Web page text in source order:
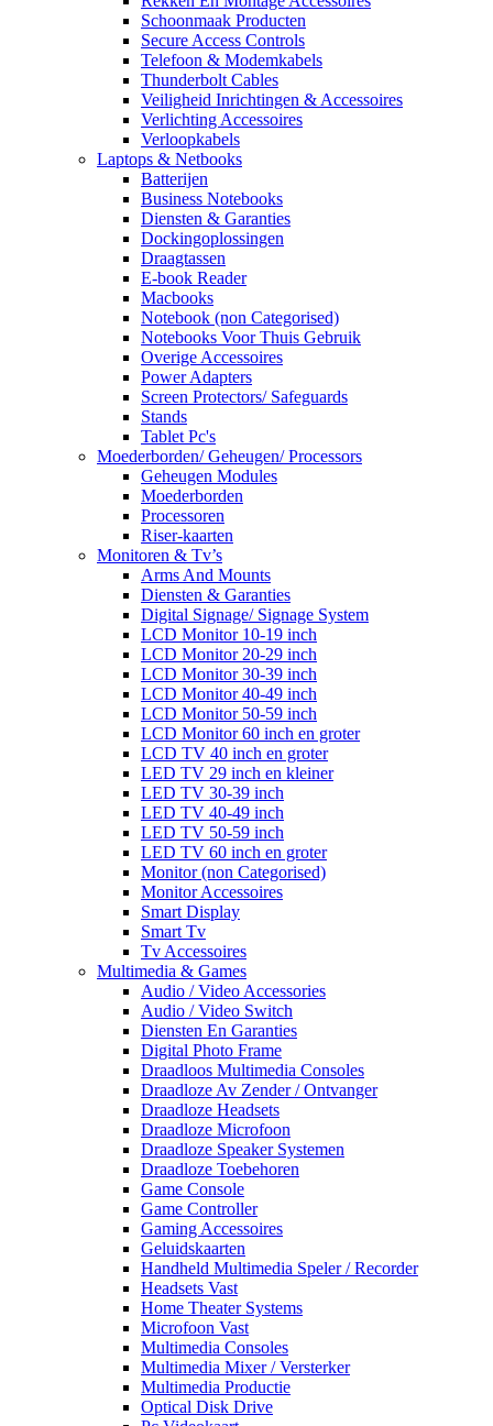
Schoonmaak Producten
Secure Access Controls
Telefoon & Modemkabels
Thunderbolt Cables
Veiligheid Inrichtingen & Accessoires
Verlichting Accessoires
Verloopkabels
Laptops & Netbooks
Batterijen
Business Notebooks
Diensten & Garanties
Dockingoplossingen
Draagtassen
E-book Reader
Macbooks
Notebook (non Categorised)
Notebooks Voor Thuis Gebruik
Overige Accessoires
Power Adapters
Screen Protectors/ Safeguards
Stands
Tablet Pc's
Moederborden/ Geheugen/ Processors
Geheugen Modules
Moederborden
Processoren
Riser-kaarten
Monitoren & Tv’s
Arms And Mounts
Diensten & Garanties
Digital Signage/ Signage System
LCD Monitor 10-19 inch
LCD Monitor 20-29 inch
LCD Monitor 30-39 inch
LCD Monitor 40-49 inch
LCD Monitor 50-59 inch
LCD Monitor 60 inch en groter
LCD TV 40 inch en groter
LED TV 29 inch en kleiner
LED TV 30-39 inch
LED TV 40-49 inch
LED TV 50-59 inch
LED TV 60 inch en groter
Monitor (non Categorised)
Monitor Accessoires
Smart Display
Smart Tv
Tv Accessoires
Multimedia & Games
Audio / Video Accessories
Audio / Video Switch
Diensten En Garanties
Digital Photo Frame
Draadloos Multimedia Consoles
Draadloze Av Zender / Ontvanger
Draadloze Headsets
Draadloze Microfoon
Draadloze Speaker Systemen
Draadloze Toebehoren
Game Console
Game Controller
Gaming Accessoires
Geluidskaarten
Handheld Multimedia Speler / Recorder
Headsets Vast
Home Theater Systems
Microfoon Vast
Multimedia Consoles
Multimedia Mixer / Versterker
Multimedia Productie
Optical Disk Drive